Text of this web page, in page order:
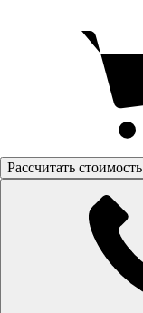
Рассчитать стоимость